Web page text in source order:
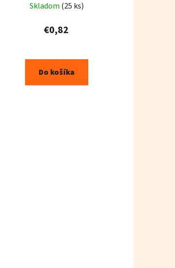
Skladom (25 ks)
€0,82
Do košíka